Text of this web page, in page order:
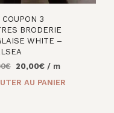
COUPON 3
BRODERIE
WHITE –
€
Le
20,00€Le/ m
AU PANIER